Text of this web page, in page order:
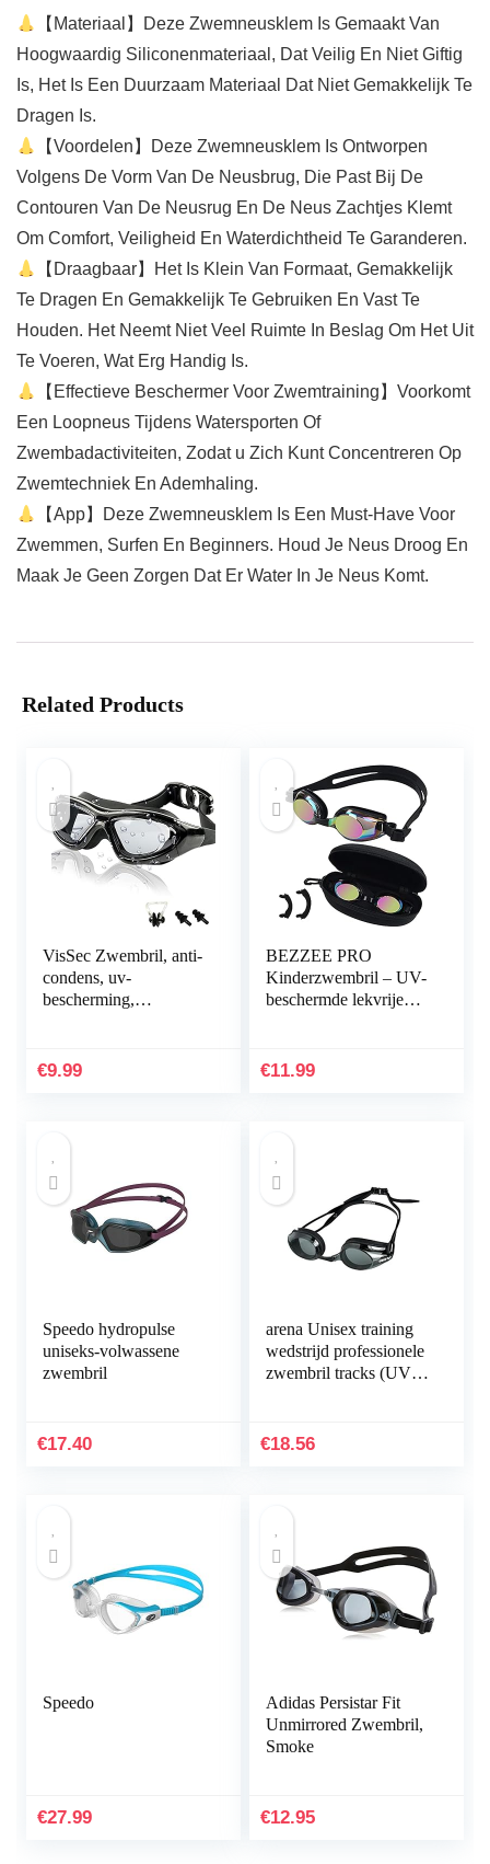
【Materiaal】Deze Zwemneusklem Is Gemaakt Van
Hoogwaardig Siliconenmateriaal, Dat Veilig En Niet Giftig
Is, Het Is Een Duurzaam Materiaal Dat Niet Gemakkelijk Te
Dragen Is.
【Voordelen】Deze Zwemneusklem Is Ontworpen
Volgens De Vorm Van De Neusbrug, Die Past Bij De
Contouren Van De Neusrug En De Neus Zachtjes Klemt
Om Comfort, Veiligheid En Waterdichtheid Te Garanderen.
【Draagbaar】Het Is Klein Van Formaat, Gemakkelijk
Te Dragen En Gemakkelijk Te Gebruiken En Vast Te
Houden. Het Neemt Niet Veel Ruimte In Beslag Om Het Uit
Te Voeren, Wat Erg Handig Is.
【Effectieve Beschermer Voor Zwemtraining】Voorkomt
Een Loopneus Tijdens Watersporten Of
Zwembadactiviteiten, Zodat u Zich Kunt Concentreren Op
Zwemtechniek En Ademhaling.
【App】Deze Zwemneusklem Is Een Must-Have Voor
Zwemmen, Surfen En Beginners. Houd Je Neus Droog En
Maak Je Geen Zorgen Dat Er Water In Je Neus Komt.
Related Products
VisSec Zwembril, anti-
condens, uv-
bescherming,
gepolariseerde
€9.99
BEZZEE PRO
Kinderzwembril – UV-
beschermde lekvrije
en 3 verwisselbare…
€11.99
Speedo hydropulse
uniseks-volwassene
zwembril
€17.40
arena Unisex training
wedstrijd professionele
zwembril tracks (UV-
glazen)
€18.56
Speedo
€27.99
Adidas Persistar Fit
Unmirrored Zwembril,
Smoke
€12.95